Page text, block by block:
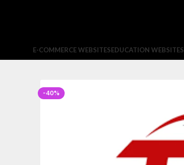
E-COMMERCE WEBSITESEDUCATION WEBSITES
-40%